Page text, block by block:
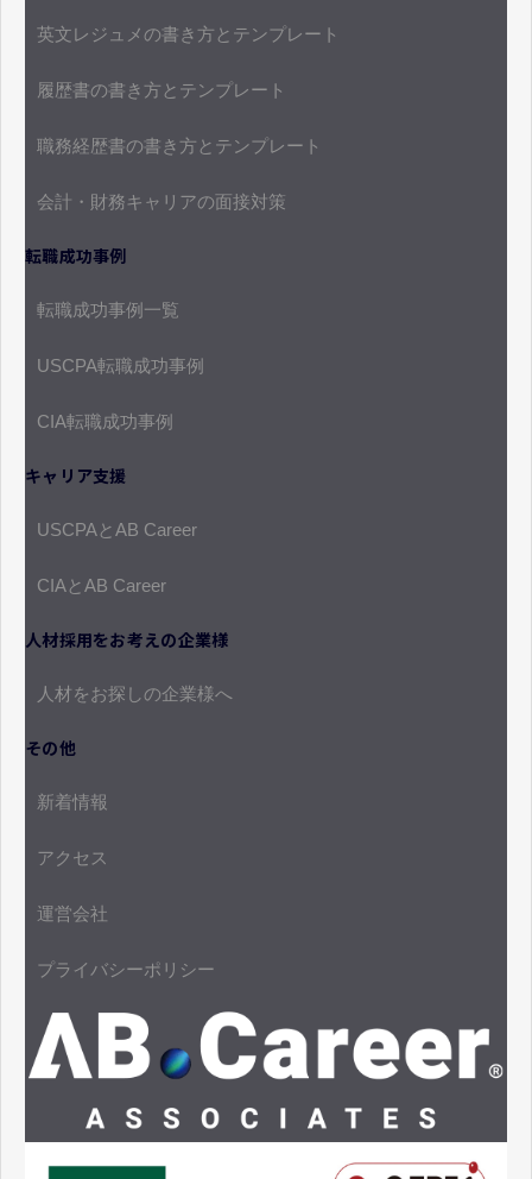
英文レジュメの書き方とテンプレート
履歴書の書き方とテンプレート
職務経歴書の書き方とテンプレート
会計・財務キャリアの面接対策
転職成功事例
転職成功事例一覧
USCPA転職成功事例
CIA転職成功事例
キャリア支援
USCPAとAB Career
CIAとAB Career
人材採用をお考えの企業様
人材をお探しの企業様へ
その他
新着情報
アクセス
運営会社
プライバシーポリシー